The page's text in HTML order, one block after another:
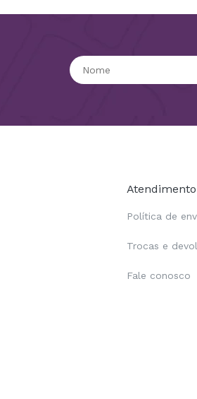
Atendimento
Política de
Trocas e
Fale conosco